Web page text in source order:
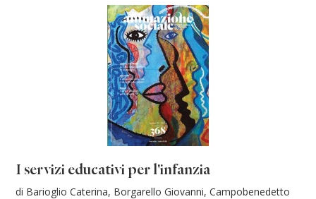
I servizi educativi per l'infanzia
di Barioglio Caterina, Borgarello Giovanni, Campobenedetto